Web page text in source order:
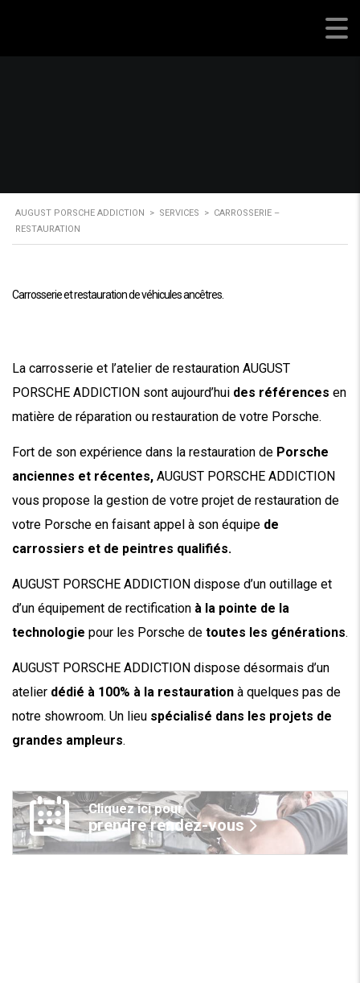
AUGUST PORSCHE ADDICTION > SERVICES > CARROSSERIE –
RESTAURATION
Carrosserie et restauration de véhicules ancêtres.
La carrosserie et l’atelier de restauration AUGUST
PORSCHE ADDICTION sont aujourd’hui des références en
matière de réparation ou restauration de votre Porsche.
Fort de son expérience dans la restauration de Porsche
anciennes et récentes, AUGUST PORSCHE ADDICTION
vous propose la gestion de votre projet de restauration de
votre Porsche en faisant appel à son équipe de
carrossiers et de peintres qualifiés.
AUGUST PORSCHE ADDICTION dispose d’un outillage et
d’un équipement de rectification à la pointe de la
technologie pour les Porsche de toutes les générations.
AUGUST PORSCHE ADDICTION dispose désormais d’un
atelier dédié à 100% à la restauration à quelques pas de
notre showroom. Un lieu spécialisé dans les projets de
grandes ampleurs.
Cliquez ici pour
prendre rendez-vous